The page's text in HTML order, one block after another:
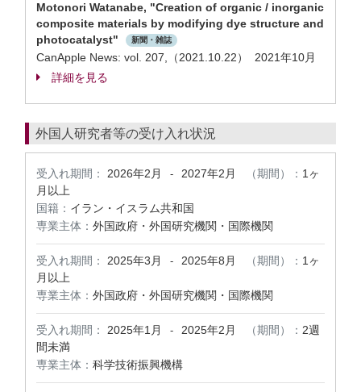
Motonori Watanabe, "Creation of organic / inorganic
composite materials by modifying dye structure and
photocatalyst"
新聞・雑誌
CanApple News: vol. 207,（2021.10.22） 2021年10月
詳細を見る
外国人研究者等の受け入れ状況
受入れ期間： 2026年2月 - 2027年2月 （期間）： 1ヶ
月以上
国籍： イラン・イスラム共和国
専業主体： 外国政府・外国研究機関・国際機関
受入れ期間： 2025年3月 - 2025年8月 （期間）： 1ヶ
月以上
専業主体： 外国政府・外国研究機関・国際機関
受入れ期間： 2025年1月 - 2025年2月 （期間）： 2週
間未満
専業主体： 科学技術振興機構